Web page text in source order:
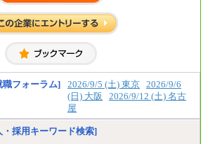
職フォーラム] 2026/9/5 (土) 東京 2026/9/6
(日) 大阪
2026/9/12 (土) 名古
屋
採用キーワード検索]